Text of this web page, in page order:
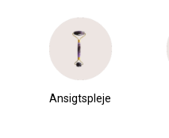
Ansigtspleje